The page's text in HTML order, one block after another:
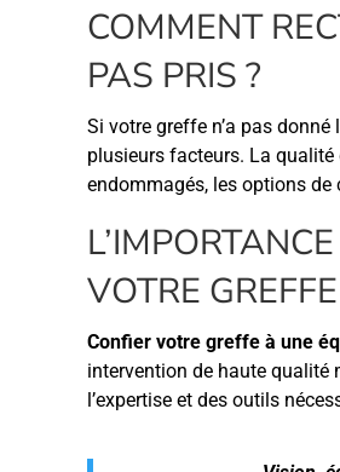
COMMENT
PAS PRIS ?
Si votre greffe n’a pas
plusieurs facteurs. La qualité
endommagés, les options
VOTRE
Confier votre greffe à une
intervention de haute qualité
l’expertise et des outils